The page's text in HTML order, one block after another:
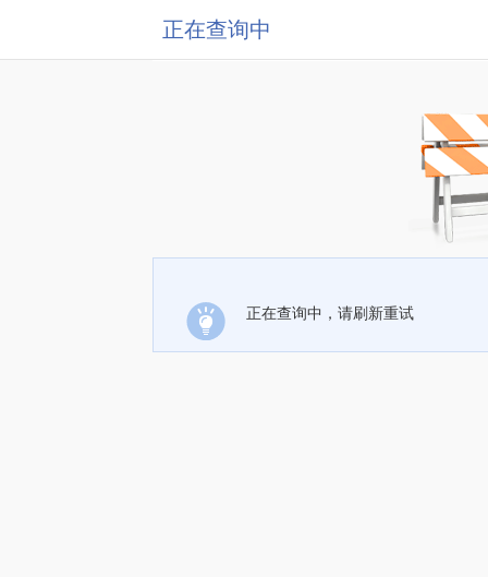
正在查询中
正在查询中，请刷新重试